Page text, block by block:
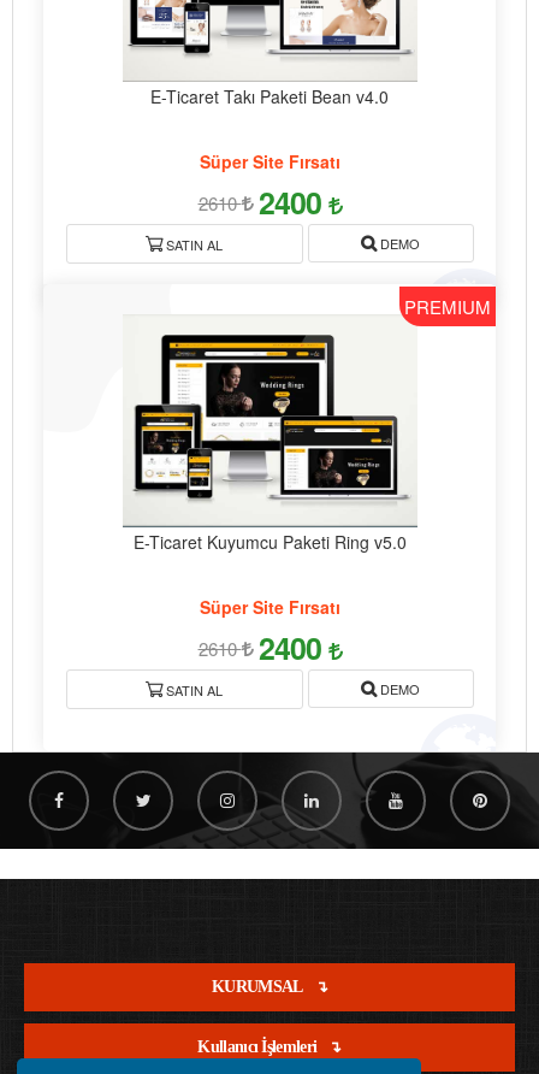
E-Ticaret Takı Paketi Bean v4.0
Süper Site Fırsatı
2610 2400
SATIN AL DEMO
PREMIUM
E-Ticaret Kuyumcu Paketi Ring v5.0
Süper Site Fırsatı
2610 2400
SATIN AL DEMO
KURUMSAL
Kullanıcı İşlemleri